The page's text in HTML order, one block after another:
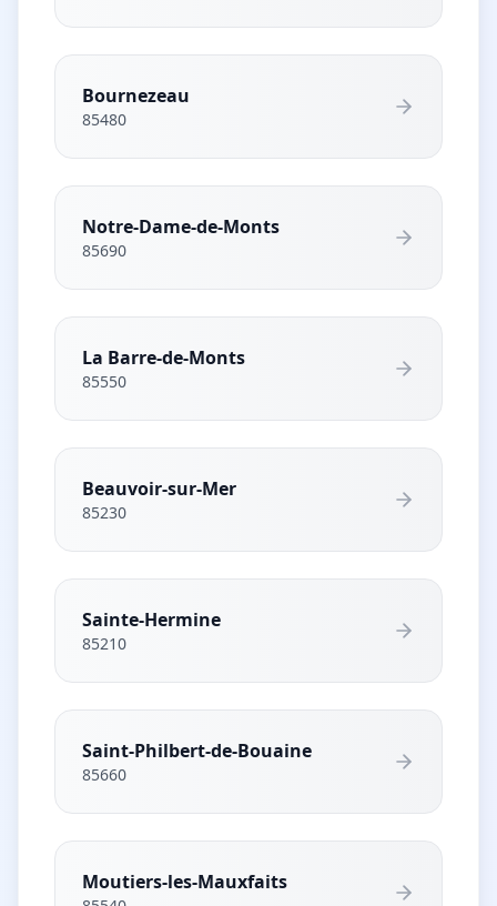
Bournezeau
85480
Notre-Dame-de-Monts
85690
La Barre-de-Monts
85550
Beauvoir-sur-Mer
85230
Sainte-Hermine
85210
Saint-Philbert-de-Bouaine
85660
Moutiers-les-Mauxfaits